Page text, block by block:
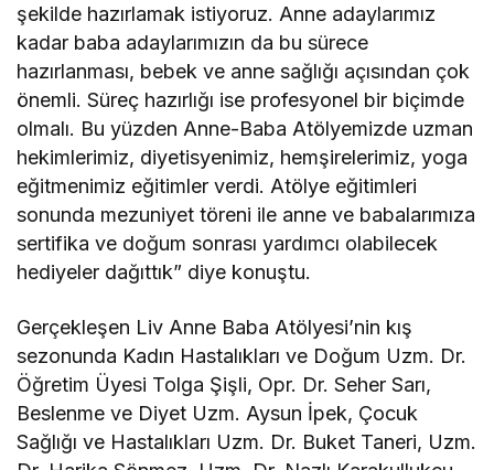
şekilde hazırlamak istiyoruz. Anne adaylarımız
kadar baba adaylarımızın da bu sürece
hazırlanması, bebek ve anne sağlığı açısından çok
önemli. Süreç hazırlığı ise profesyonel bir biçimde
olmalı. Bu yüzden Anne-Baba Atölyemizde uzman
hekimlerimiz, diyetisyenimiz, hemşirelerimiz, yoga
eğitmenimiz eğitimler verdi. Atölye eğitimleri
sonunda mezuniyet töreni ile anne ve babalarımıza
sertifika ve doğum sonrası yardımcı olabilecek
hediyeler dağıttık” diye konuştu.
Gerçekleşen Liv Anne Baba Atölyesi’nin kış
sezonunda Kadın Hastalıkları ve Doğum Uzm. Dr.
Öğretim Üyesi Tolga Şişli, Opr. Dr. Seher Sarı,
Beslenme ve Diyet Uzm. Aysun İpek, Çocuk
Sağlığı ve Hastalıkları Uzm. Dr. Buket Taneri, Uzm.